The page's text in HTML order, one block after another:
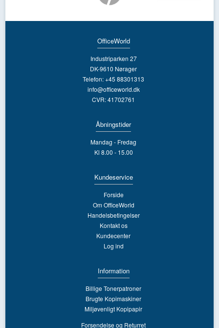
OfficeWorld
Industriparken 27
DK-9610 Nørager
Telefon: +45 88301313
info@officeworld.dk
CVR: 41702761
Åbningstider
Mandag - Fredag
Kl 8.00 - 15.00
Kundeservice
Forside
Om OfficeWorld
Handelsbetingelser
Kontakt os
Kundecenter
Log ind
Information
Billige Tonerpatroner
Brugte Kopimaskiner
Miljøvenligt Kopipapir
Forsendelse og Returret